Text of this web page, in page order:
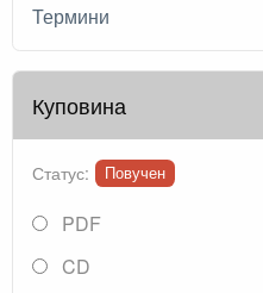
Термини
Куповина
Статус: Повучен
PDF
CD